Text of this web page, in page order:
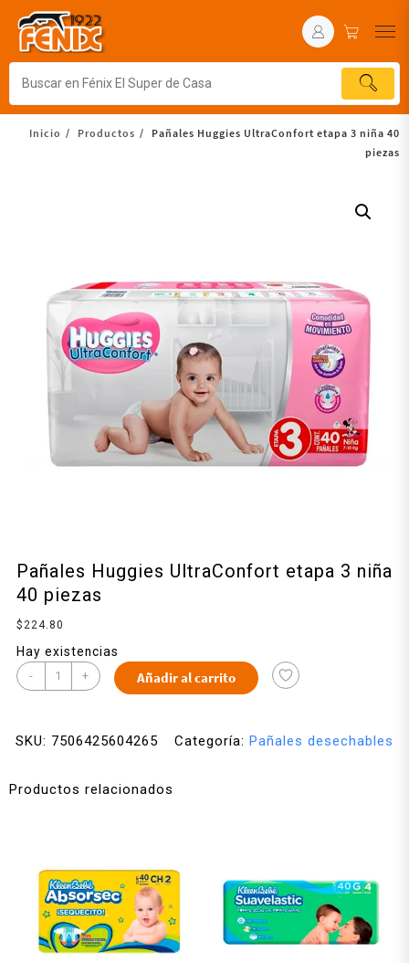
Inicio Productos
Pañales Huggies UltraConfort etapa 3 niña 40
piezas
Pañales Huggies UltraConfort etapa 3 niña
40 piezas
$224.80
Hay existencias
- + Añadir al carrito
SKU: 7506425604265 Categoría: Pañales desechables
Productos relacionados